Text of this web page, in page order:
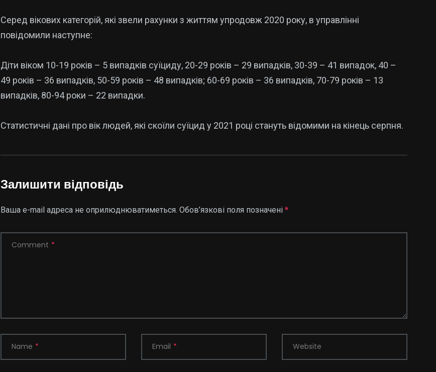
Серед вiкових категорiй, якi звели рахунки з життям упродовж 2020 року, в управлiннi
повiдомили наступне:
Дiти вiком 10-19 рокiв – 5 випадкiв суїциду, 20-29 рокiв – 29 випадкiв, 30-39 – 41 випадок, 40 –
49 рокiв – 36 випадкiв, 50-59 рокiв – 48 випадкiв; 60-69 рокiв – 36 випадкiв, 70-79 рокiв – 13
випадкiв, 80-94 роки – 22 випадки.
Статистичнi данi про вiк людей, якi скоїли суїцид у 2021 роцi стануть вiдомими на кiнець серпня.
Залишити відповідь
Ваша e-mail адреса не оприлюднюватиметься. Обов’язкові поля позначені *
Comment *
Name * Email * Website